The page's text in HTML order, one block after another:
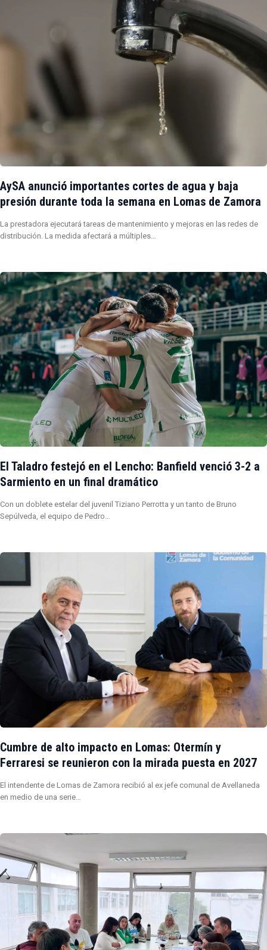
AySA anunció importantes cortes de agua y baja
presión durante toda la semana en Lomas de Zamora
La prestadora ejecutará tareas de mantenimiento y mejoras en las redes de
distribución. La medida afectará a múltiples…
El Taladro festejó en el Lencho: Banfield venció 3-2 a
Sarmiento en un final dramático
Con un doblete estelar del juvenil Tiziano Perrotta y un tanto de Bruno
Sepúlveda, el equipo de Pedro…
Cumbre de alto impacto en Lomas: Otermín y
Ferraresi se reunieron con la mirada puesta en 2027
El intendente de Lomas de Zamora recibió al ex jefe comunal de Avellaneda
en medio de una serie…